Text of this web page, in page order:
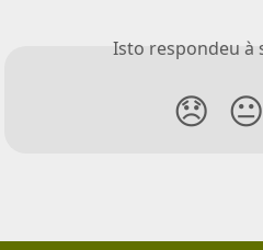
Isto respondeu à
😞 😐